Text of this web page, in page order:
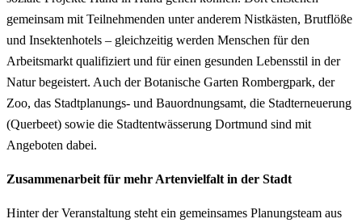
gemeinsam mit Teilnehmenden unter anderem Nistkästen, Brutflöße
und Insektenhotels – gleichzeitig werden Menschen für den
Arbeitsmarkt qualifiziert und für einen gesunden Lebensstil in der
Natur begeistert. Auch der Botanische Garten Rombergpark, der
Zoo, das Stadtplanungs- und Bauordnungsamt, die Stadterneuerung
(Querbeet) sowie die Stadtentwässerung Dortmund sind mit
Angeboten dabei.
Zusammenarbeit für mehr Artenvielfalt in der Stadt
Hinter der Veranstaltung steht ein gemeinsames Planungsteam aus